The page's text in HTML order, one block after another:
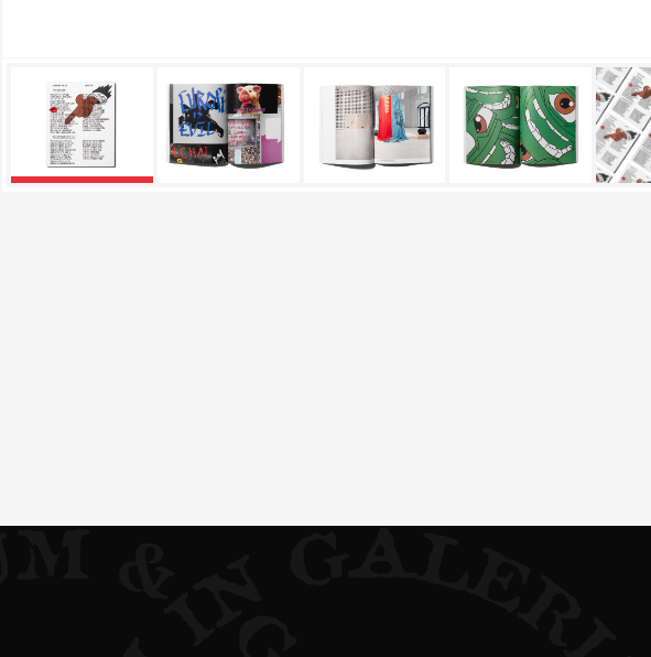
Piškotki za učinkovitost delovanja
S temi piškotki štejemo obiske in izvor prometa,
mesta. Z njimi prepoznamo, katera mesta so
spletnem mestu. Podatki, ki jih piškotki zbirajo,
Te piškotke nastavijo naši oglaševalski